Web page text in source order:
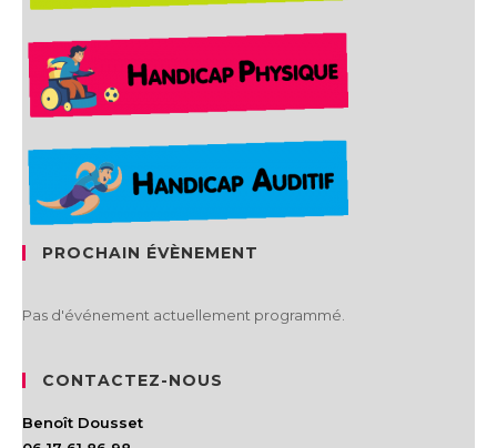
PROCHAIN ÉVÈNEMENT
Pas d'événement actuellement programmé.
CONTACTEZ-NOUS
Benoît Dousset